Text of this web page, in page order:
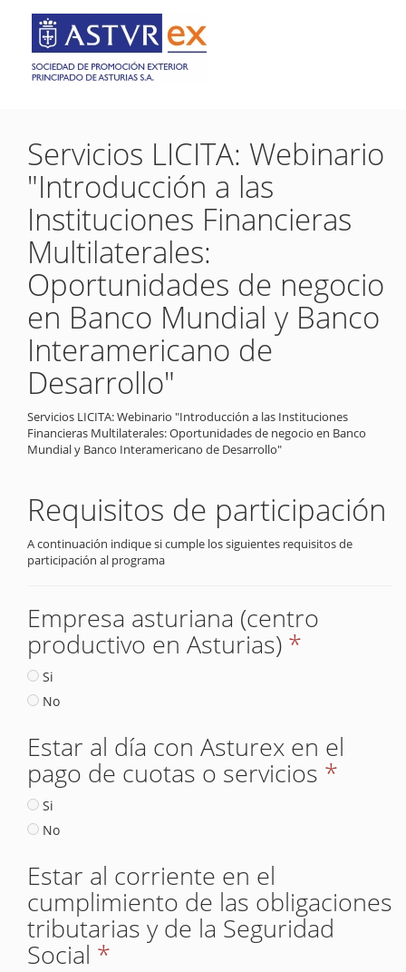
Servicios LICITA: Webinario
"Introducción a las
Instituciones Financieras
Multilaterales:
Oportunidades de negocio
en Banco Mundial y Banco
Interamericano de
Desarrollo"
Servicios LICITA: Webinario "Introducción a las Instituciones
Financieras Multilaterales: Oportunidades de negocio en Banco
Mundial y Banco Interamericano de Desarrollo"
Requisitos de participación
A continuación indique si cumple los siguientes requisitos de
participación al programa
Empresa asturiana (centro
productivo en Asturias) *
Si
No
Estar al día con Asturex en el
pago de cuotas o servicios *
Si
No
Estar al corriente en el
cumplimiento de las obligaciones
tributarias y de la Seguridad
Social *